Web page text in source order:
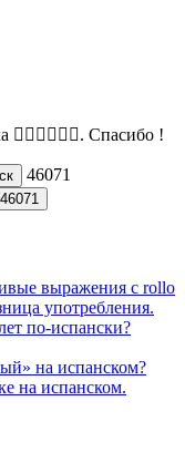
Спасибо !
46071
выражения с rollo
употребления.
по-испански?
на испанском?
на испанском.